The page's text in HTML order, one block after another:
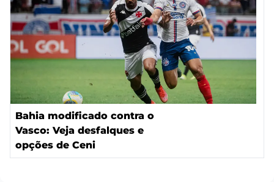
Bahia modificado contra o
Vasco: Veja desfalques e
opções de Ceni